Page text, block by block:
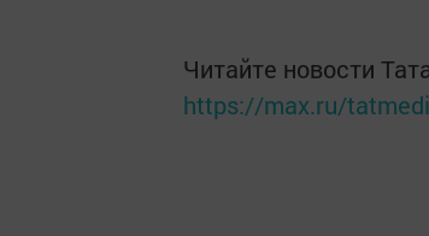
Читайте новости
https://max.ru/